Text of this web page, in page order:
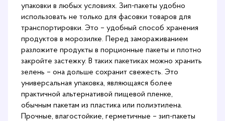
упаковки в любых условиях. Зип-пакеты удобно
использовать не только для фасовки товаров для
транспортировки. Это – удобный способ хранения
продуктов в морозилке. Перед замораживанием
разложите продукты в порционные пакеты и плотно
закройте застежку. В таких пакетиках можно хранить
зелень – она дольше сохранит свежесть. Это
универсальная упаковка, являющаяся более
практичной альтернативой пищевой пленке,
обычным пакетам из пластика или полиэтилена.
Прочные, влагостойкие, герметичные – зип-пакеты